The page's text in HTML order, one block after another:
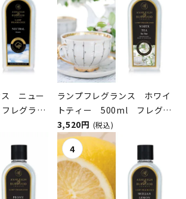
ス ニュー
レグラン
（ア
ウッド）
ランプフレグランス ホワイ
トティー 500ml フレグラ
ンスランプ用オイル
ASHLEIGH&BURWOOD（ア
シュレイアンドバーウッド）
3,520円 (税込)